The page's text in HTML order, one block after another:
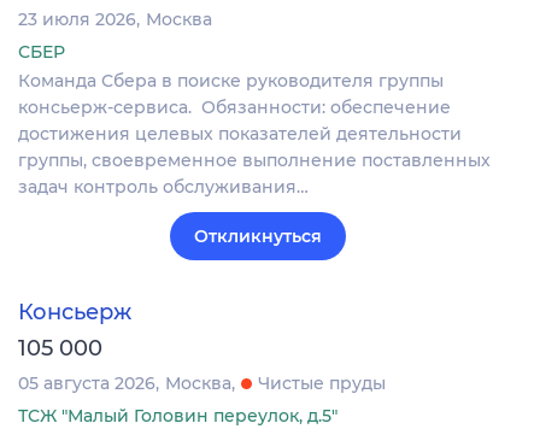
23 июля 2026 Москва
СБЕР
Команда Сбера в поиске руководителя группы
консьерж-сервиса. Обязанности: обеспечение
достижения целевых показателей деятельности
группы, своевременное выполнение поставленных
задач контроль обслуживания…
Откликнуться
Консьерж
105 000
05 августа 2026 Москва
Чистые пруды
ТСЖ "Малый Головин переулок, д.5"